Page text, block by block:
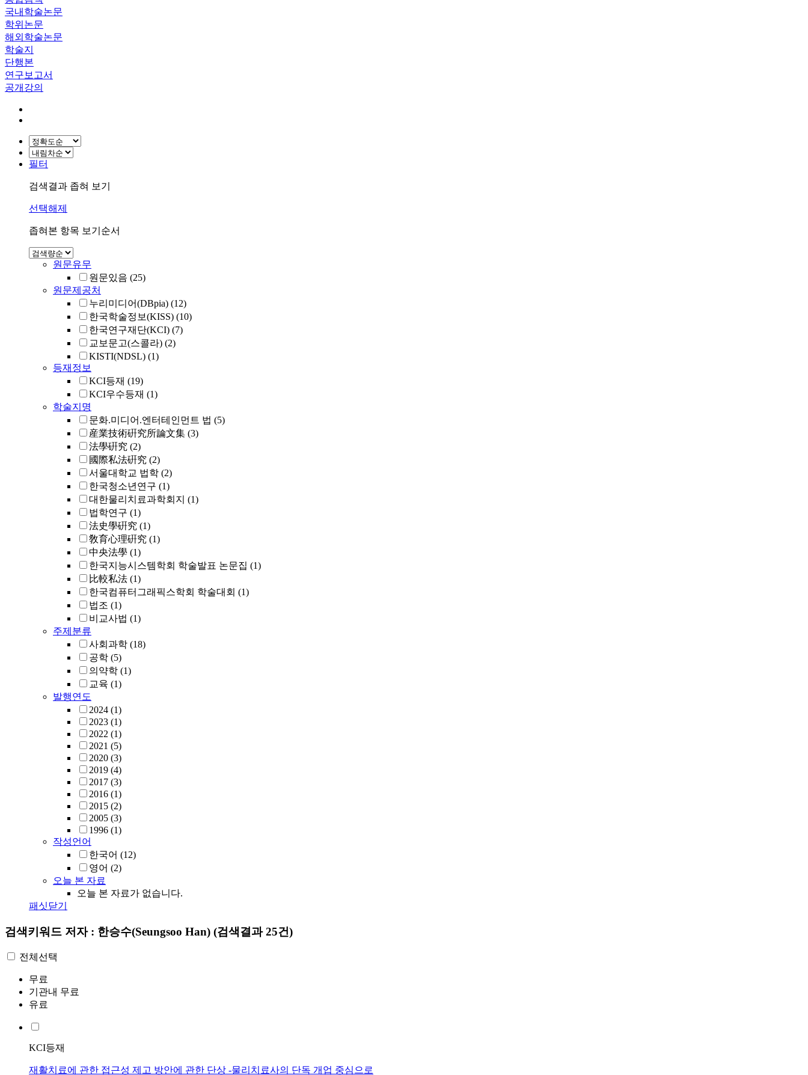
국내학술논문
학위논문
해외학술논문
학술지
단행본
연구보고서
공개강의
필터
검색결과 좁혀 보기
선택해제
좁혀본 항목 보기순서
원문유무
원문있음 (25)
원문제공처
누리미디어(DBpia) (12)
한국학술정보(KISS) (10)
한국연구재단(KCI) (7)
교보문고(스콜라) (2)
KISTI(NDSL) (1)
등재정보
KCI등재 (19)
KCI우수등재 (1)
학술지명
문화.미디어.엔터테인먼트 법 (5)
産業技術硏究所論文集 (3)
法學硏究 (2)
國際私法硏究 (2)
서울대학교 법학 (2)
한국청소년연구 (1)
대한물리치료과학회지 (1)
법학연구 (1)
法史學硏究 (1)
敎育心理硏究 (1)
中央法學 (1)
한국지능시스템학회 학술발표 논문집 (1)
比較私法 (1)
한국컴퓨터그래픽스학회 학술대회 (1)
법조 (1)
비교사법 (1)
주제분류
사회과학 (18)
공학 (5)
의약학 (1)
교육 (1)
발행연도
2024 (1)
2023 (1)
2022 (1)
2021 (5)
2020 (3)
2019 (4)
2017 (3)
2016 (1)
2015 (2)
2005 (3)
1996 (1)
작성언어
한국어 (12)
영어 (2)
오늘 본 자료
오늘 본 자료가 없습니다.
패싯닫기
검색키워드 저자 : 한승수(Seungsoo Han) (검색결과 25건)
전체선택
무료
기관내 무료
유료
KCI등재
재활치료에 관한 접근성 제고 방안에 관한 단상 -물리치료사의 단독 개업 중심으로